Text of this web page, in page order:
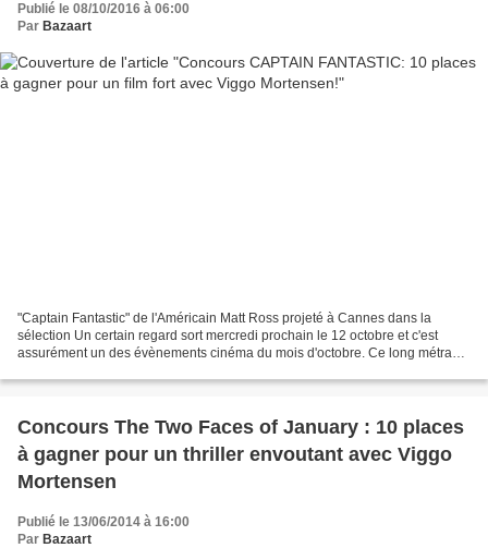
Publié le 08/10/2016 à 06:00
Par Bazaart
"Captain Fantastic" de l'Américain Matt Ross projeté à Cannes dans la
sélection Un certain regard sort mercredi prochain le 12 octobre et c'est
assurément un des évènements cinéma du mois d'octobre. Ce long métrage
Concours The Two Faces of January : 10 places
à gagner pour un thriller envoutant avec Viggo
Mortensen
Publié le 13/06/2014 à 16:00
Par Bazaart